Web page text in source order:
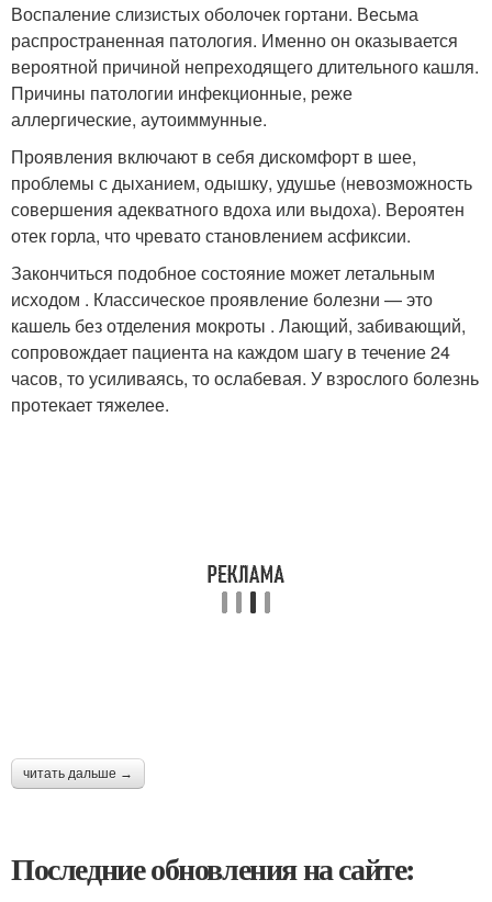
Воспаление слизистых оболочек гортани. Весьма
распространенная патология. Именно он оказывается
вероятной причиной непреходящего длительного кашля.
Причины патологии инфекционные, реже
аллергические, аутоиммунные.
Проявления включают в себя дискомфорт в шее,
проблемы с дыханием, одышку, удушье (невозможность
совершения адекватного вдоха или выдоха). Вероятен
отек горла, что чревато становлением асфиксии.
Закончиться подобное состояние может летальным
исходом . Классическое проявление болезни — это
кашель без отделения мокроты . Лающий, забивающий,
сопровождает пациента на каждом шагу в течение 24
часов, то усиливаясь, то ослабевая. У взрослого болезнь
протекает тяжелее.
читать дальше →
Последние обновления на сайте: